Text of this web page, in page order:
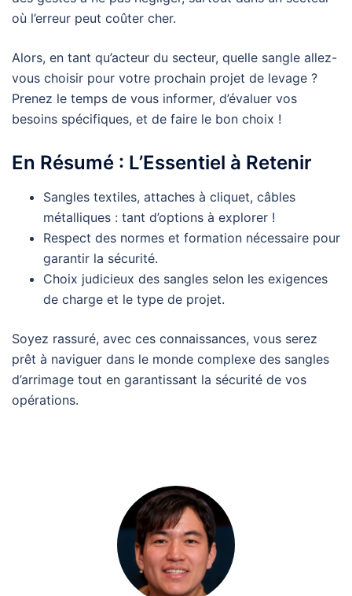
où l’erreur peut coûter cher.
Alors, en tant qu’acteur du secteur, quelle sangle allez-
vous choisir pour votre prochain projet de levage ?
Prenez le temps de vous informer, d’évaluer vos
besoins spécifiques, et de faire le bon choix !
En Résumé : L’Essentiel à Retenir
Sangles textiles, attaches à cliquet, câbles
métalliques : tant d’options à explorer !
Respect des normes et formation nécessaire pour
garantir la sécurité.
Choix judicieux des sangles selon les exigences
de charge et le type de projet.
Soyez rassuré, avec ces connaissances, vous serez
prêt à naviguer dans le monde complexe des sangles
d’arrimage tout en garantissant la sécurité de vos
opérations.